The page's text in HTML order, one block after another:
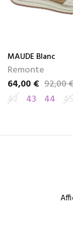
MAUDE Blanc
Remonte
Prix
64,00 €
Prix de base92,00
42
43 44 45